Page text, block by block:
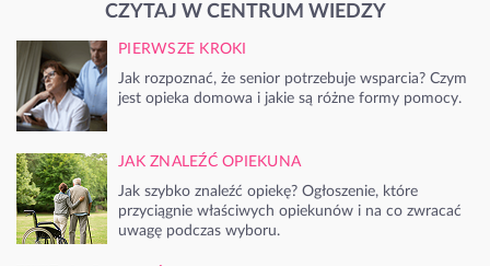
CZYTAJ W CENTRUM WIEDZY
PIERWSZE KROKI
Jak rozpoznać, że senior potrzebuje wsparcia? Czym
jest opieka domowa i jakie są różne formy pomocy.
JAK ZNALEŹĆ OPIEKUNA
Jak szybko znaleźć opiekę? Ogłoszenie, które
przyciągnie właściwych opiekunów i na co zwracać
uwagę podczas wyboru.